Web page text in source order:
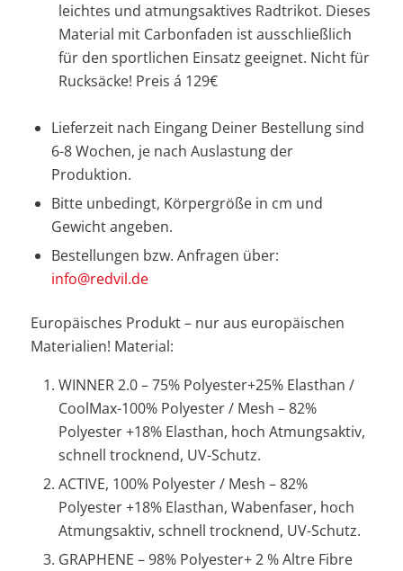
leichtes und atmungsaktives Radtrikot. Dieses
Material mit Carbonfaden ist ausschließlich
für den sportlichen Einsatz geeignet. Nicht für
Rucksäcke! Preis á 129€
Lieferzeit nach Eingang Deiner Bestellung sind
6-8 Wochen, je nach Auslastung der
Produktion.
Bitte unbedingt, Körpergröße in cm und
Gewicht angeben.
Bestellungen bzw. Anfragen über:
info@redvil.de
Europäisches Produkt – nur aus europäischen
Materialien! Material:
WINNER 2.0 – 75% Polyester+25% Elasthan /
CoolMax-100% Polyester / Mesh – 82%
Polyester +18% Elasthan, hoch Atmungsaktiv,
schnell trocknend, UV-Schutz.
ACTIVE, 100% Polyester / Mesh – 82%
Polyester +18% Elasthan, Wabenfaser, hoch
Atmungsaktiv, schnell trocknend, UV-Schutz.
GRAPHENE – 98% Polyester+ 2 % Altre Fibre